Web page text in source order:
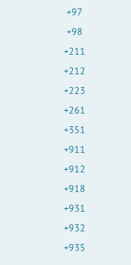
+97
+98
+211
+212
+223
+261
+351
+911
+912
+918
+931
+932
+935